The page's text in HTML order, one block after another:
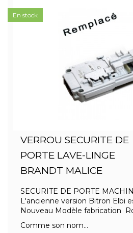
VERROU SECURITE DE
PORTE LAVE-LINGE
BRANDT MALICE
SECURITE DE PORTE
L'ancienne version Bitron Elbi
Nouveau Modèle fabrication
Comme son nom...
En stock